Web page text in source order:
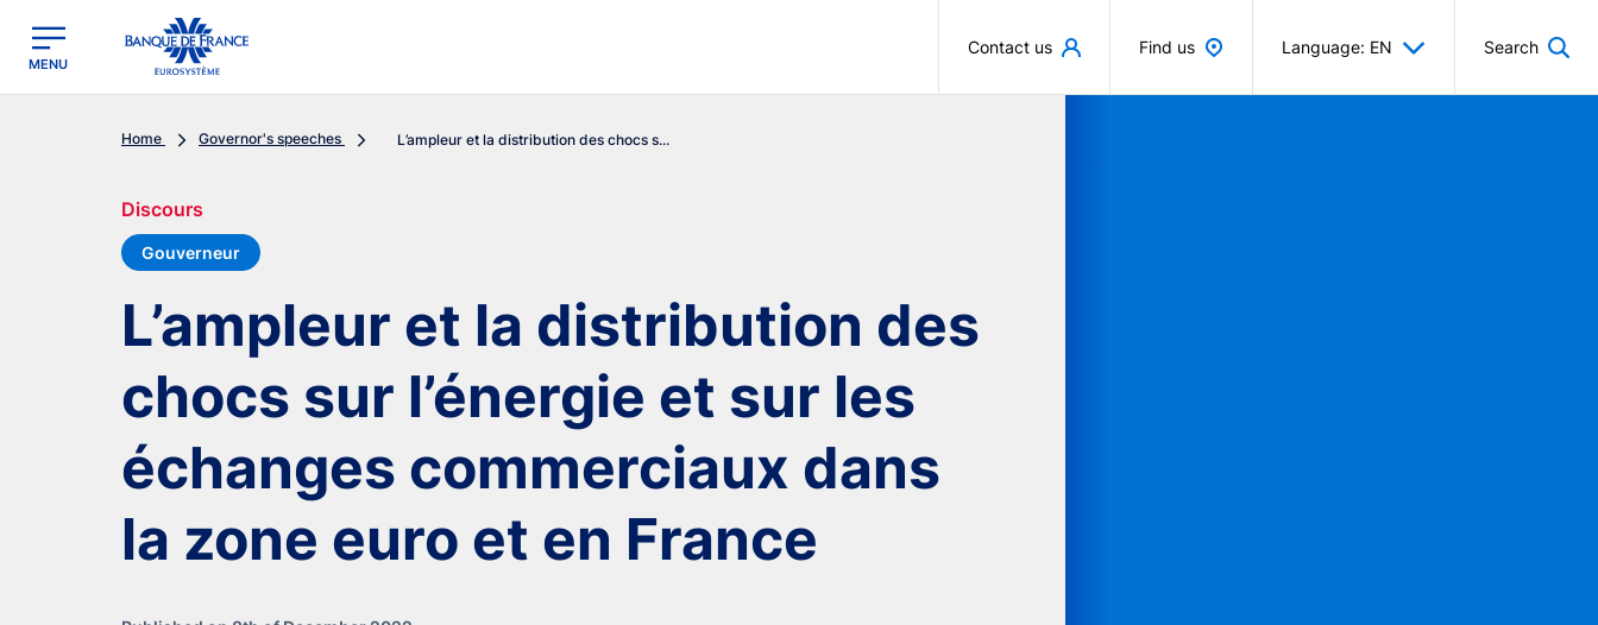
Banque de France - Menu Principal
MENU
Contact us Find us Language: EN Search
Home Governor's speeches L’ampleur et la distribution des chocs s...
Discours
Gouverneur
L’ampleur et la distribution des
chocs sur l’énergie et sur les
échanges commerciaux dans
la zone euro et en France